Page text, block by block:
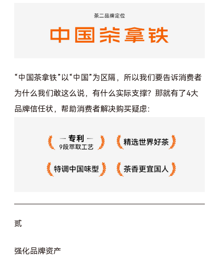
“中国茶拿铁”以“中国”为区隔，所以我们要告诉消费者
为什么我们敢这么说，有什么实际支撑？那就有了4大
品牌信任状，帮助消费者解决购买疑虑：
贰
强化品牌资产